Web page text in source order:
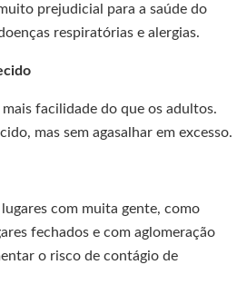
prejudicial para a saúde do
respiratórias e alergias.
facilidade do que os adultos.
mas sem agasalhar em excesso.
com muita gente, como
fechados e com aglomeração
o risco de contágio de